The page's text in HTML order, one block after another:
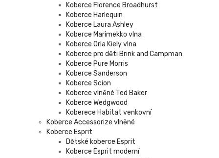
Koberce Florence Broadhurst
Koberce Harlequin
Koberce Laura Ashley
Koberce Marimekko vlna
Koberce Orla Kiely vlna
Koberce pro děti Brink and Campman
Koberce Pure Morris
Koberce Sanderson
Koberce Scion
Koberce vlněné Ted Baker
Koberce Wedgwood
Koberece Habitat venkovní
Koberce Accessorize vlněné
Koberce Esprit
Dětské koberce Esprit
Koberce Esprit moderní